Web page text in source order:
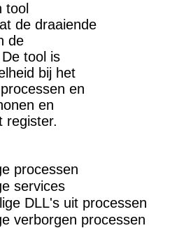
tool
de draaiende
de
tool is
bij het
en
en
register.
processen
services
DLL's uit processen
verborgen processen